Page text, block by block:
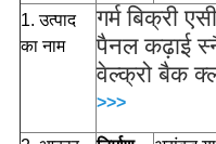
1. उत्पाद
का नाम
गर्म बिक्री
पैनल कढ़ाई
वेल्क्रो बैक
>>>